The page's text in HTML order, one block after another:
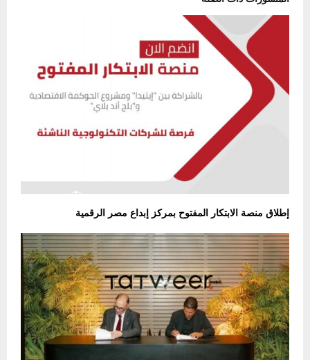
إطلاق منصة الابتكار المفتوح بمركز إبداع مصر الرقمية